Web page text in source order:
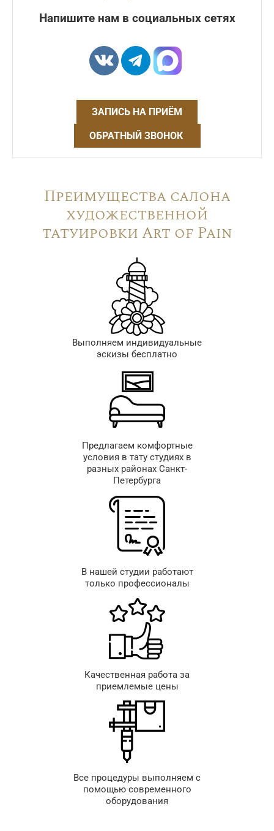
Напишите нам в социальных сетях
ЗАПИСЬ НА ПРИЁМ
ОБРАТНЫЙ ЗВОНОК
Преимущества салона
художественной
татуировки Art of Pain
Выполняем индивидуальные
эскизы бесплатно
Предлагаем комфортные
условия в тату студиях в
разных районах Санкт-
Петербурга
В нашей студии работают
только профессионалы
Качественная работа за
приемлемые цены
Все процедуры выполняем с
помощью современного
оборудования